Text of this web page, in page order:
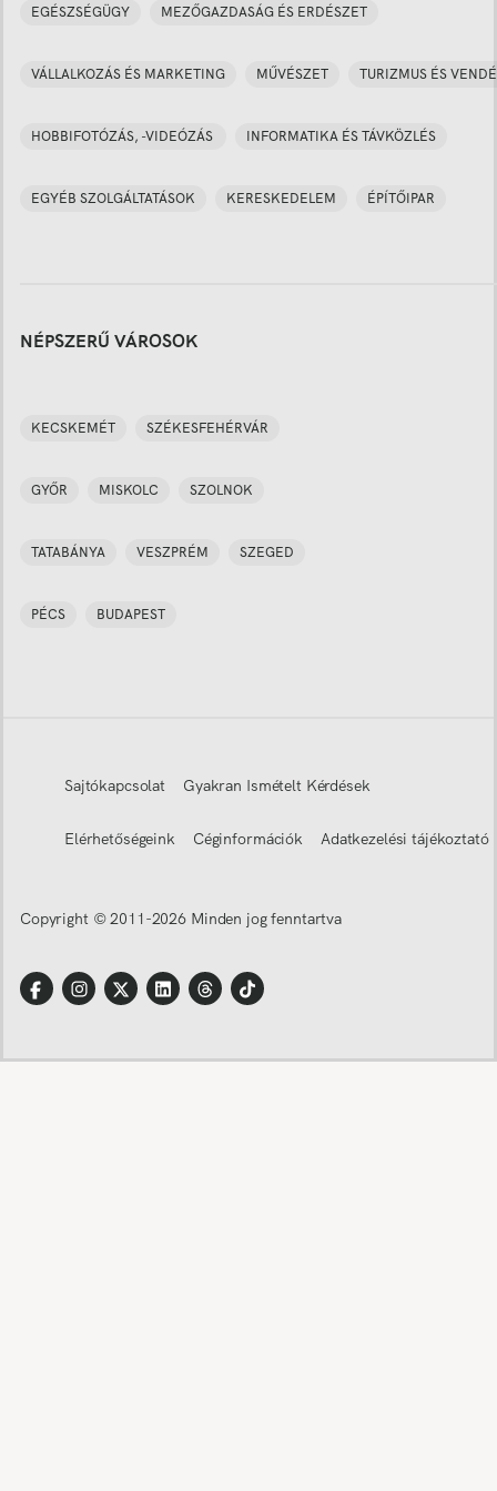
EGÉSZSÉGÜGY MEZŐGAZDASÁG ÉS ERDÉSZET
VÁLLALKOZÁS ÉS MARKETING MŰVÉSZET TURIZMUS ÉS
HOBBIFOTÓZÁS, -VIDEÓZÁS INFORMATIKA ÉS TÁVKÖZLÉS
EGYÉB SZOLGÁLTATÁSOK KERESKEDELEM ÉPÍTŐIPAR
NÉPSZERŰ VÁROSOK
KECSKEMÉT SZÉKESFEHÉRVÁR
GYŐR MISKOLC SZOLNOK
TATABÁNYA VESZPRÉM SZEGED
PÉCS BUDAPEST
Sajtókapcsolat Gyakran Ismételt Kérdések
Elérhetőségeink Céginformációk Adatkezelési tájékoztató
Copyright © 2011-2026 Minden jog fenntartva